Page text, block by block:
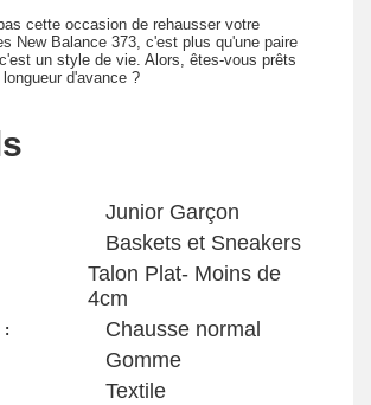
cette occasion de rehausser votre
New Balance 373, c'est plus qu'une paire
un style de vie. Alors, êtes-vous prêts
d'avance ?
Junior Garçon
Baskets et Sneakers
Talon Plat- Moins de
4cm
: Chausse normal
Gomme
Textile